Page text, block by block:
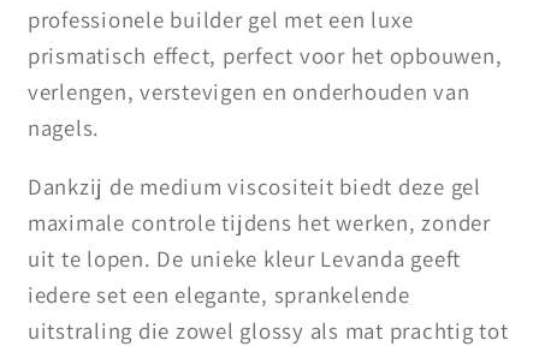
professionele builder gel met een luxe
prismatisch effect, perfect voor het opbouwen,
verlengen, verstevigen en onderhouden van
nagels.
Dankzij de medium viscositeit biedt deze gel
maximale controle tijdens het werken, zonder
uit te lopen. De unieke kleur Levanda geeft
iedere set een elegante, sprankelende
uitstraling die zowel glossy als mat prachtig tot